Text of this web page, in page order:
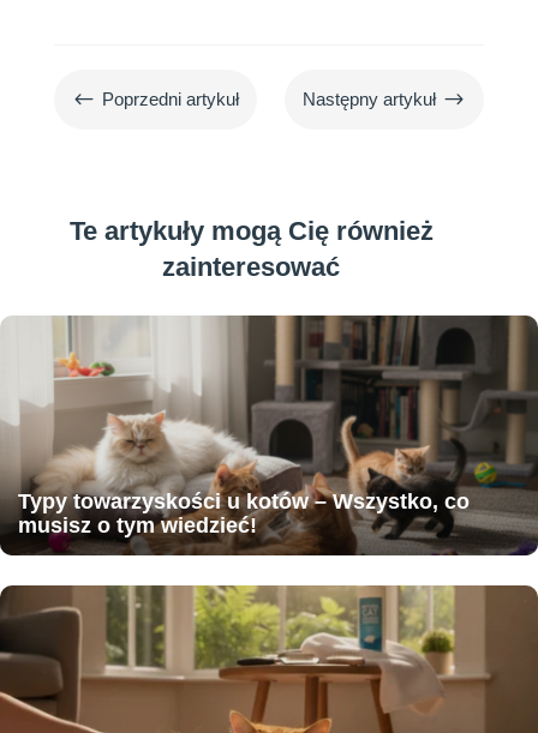
# Poprzedni artykuł Następny artykuł $
Te artykuły mogą Cię również
zainteresować
Typy towarzyskości u kotów – Wszystko, co
musisz o tym wiedzieć!